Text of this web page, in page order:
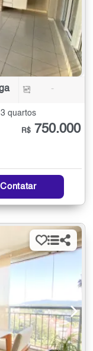
-
quartos
R$ 750.000
Contatar